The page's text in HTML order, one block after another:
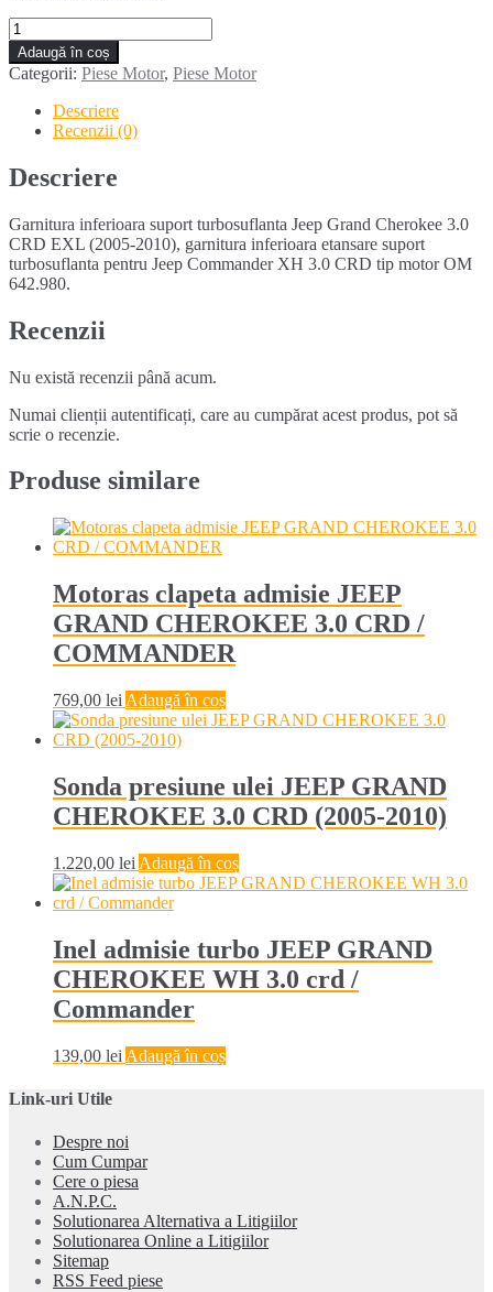
Cantitate
Garnitura
inferioara
suport
turbosuflanta
Jeep
Cherokee
3.0
Adaugă în coș
Categorii: Piese Motor, Piese Motor
Descriere
Recenzii (0)
Descriere
Garnitura inferioara suport turbosuflanta Jeep Grand Cherokee 3.0
CRD EXL (2005-2010), garnitura inferioara etansare suport
turbosuflanta pentru Jeep Commander XH 3.0 CRD tip motor OM
642.980.
Recenzii
Nu există recenzii până acum.
Numai clienții autentificați, care au cumpărat acest produs, pot să
scrie o recenzie.
Produse similare
Motoras clapeta admisie JEEP
GRAND CHEROKEE 3.0 CRD /
COMMANDER
769,00 lei Adaugă în coș
Sonda presiune ulei JEEP GRAND
CHEROKEE 3.0 CRD (2005-2010)
1.220,00 lei Adaugă în coș
Inel admisie turbo JEEP GRAND
CHEROKEE WH 3.0 crd /
Commander
139,00 lei Adaugă în coș
Link-uri Utile
Despre noi
Cum Cumpar
Cere o piesa
A.N.P.C.
Solutionarea Alternativa a Litigiilor
Solutionarea Online a Litigiilor
Sitemap
RSS Feed piese